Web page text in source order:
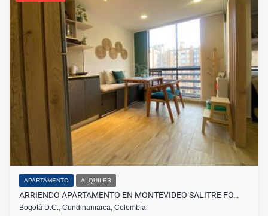
APARTAMENTO ALQUILER
ARRIENDO APARTAMENTO EN MONTEVIDEO SALITRE FO…
Bogotá D.C., Cundinamarca, Colombia